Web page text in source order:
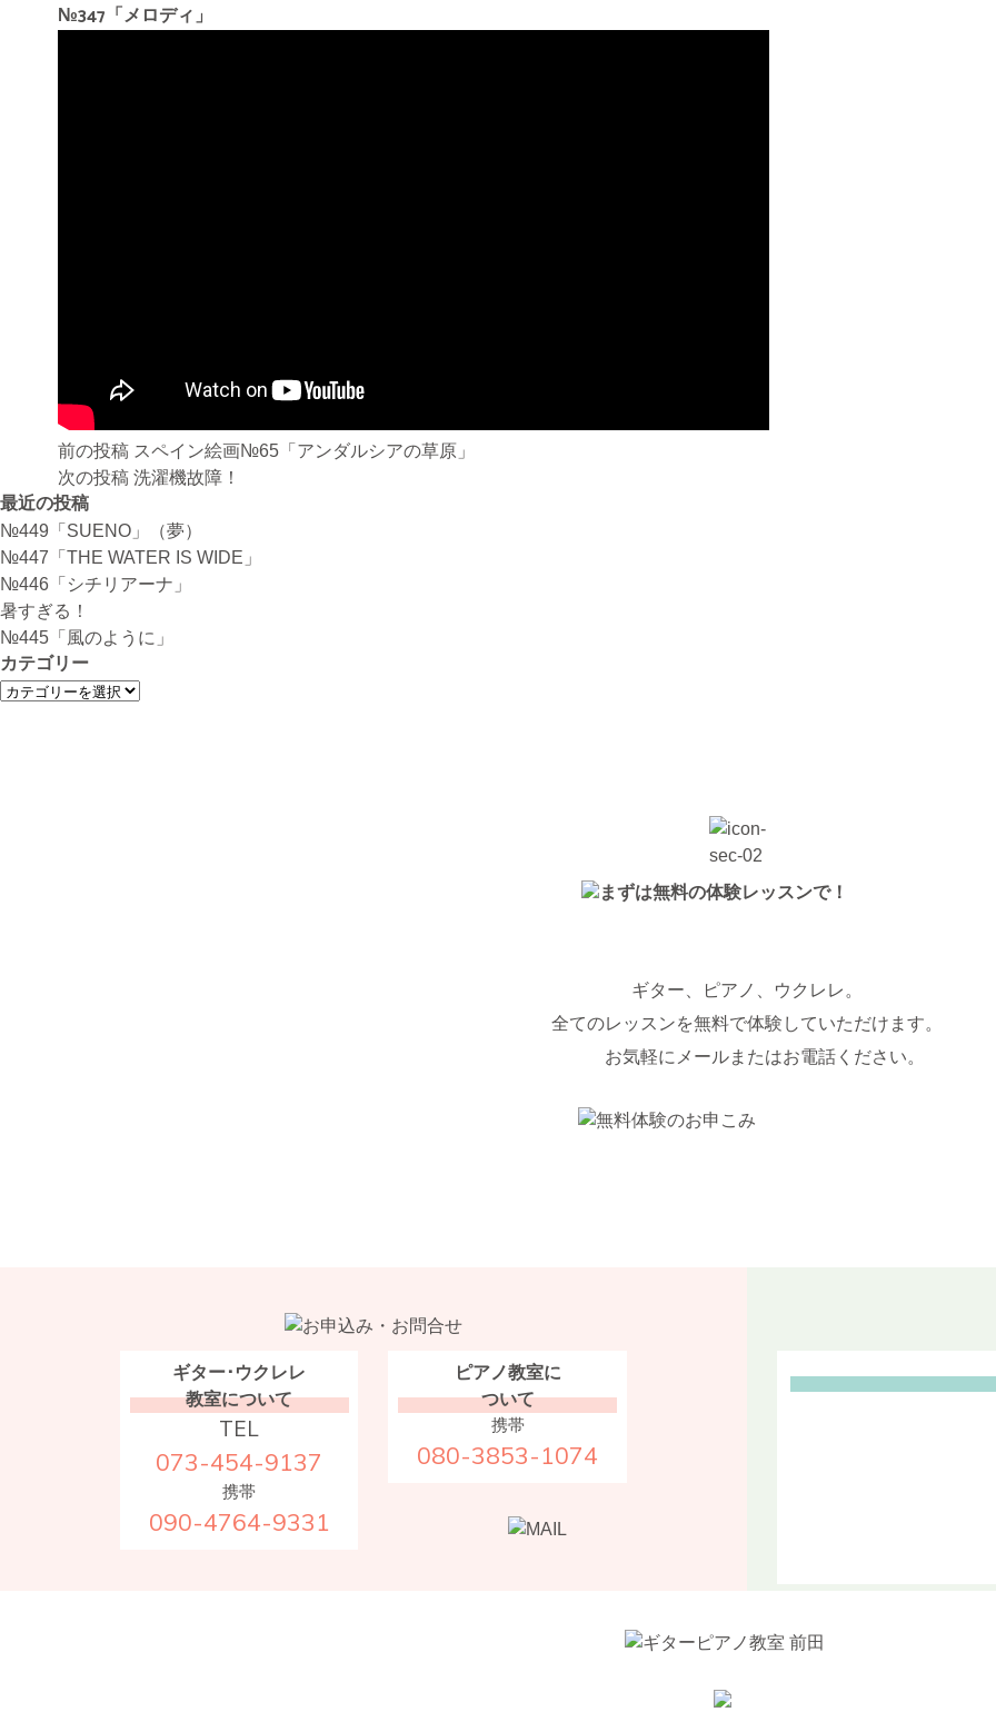
090-4764-9331
№347「メロディ」
投
稿
ナ
ビ
ゲ
ー
シ
ョ
ン
前の投稿 スペイン絵画№65「アンダルシアの草原」
次の投稿 洗濯機故障！
最近の投稿
№449「SUENO」（夢）
№447「THE WATER IS WIDE」
№446「シチリアーナ」
暑すぎる！
№445「風のように」
カテゴリー
カ
ギター、ピアノ、ウクレレ。
全てのレッスンを無料で体験していただけます。
お気軽にメールまたはお電話ください。
ギター･ウクレレ
教室について
TEL
073-454-9137
携帯
090-4764-9331
ピアノ教室に
ついて
携帯
080-3853-1074